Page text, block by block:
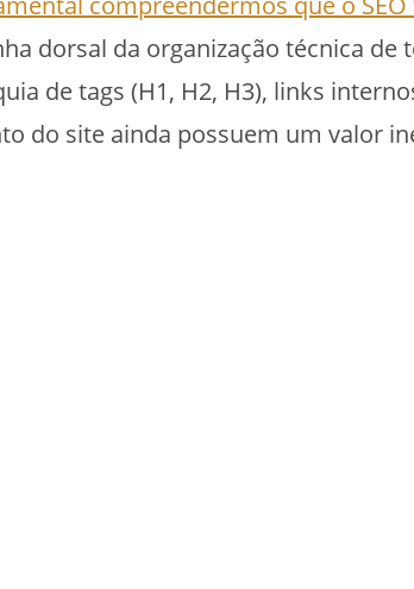
dorsal da organização técnica de
de tags (H1, H2, H3), links
do site ainda possuem um valor